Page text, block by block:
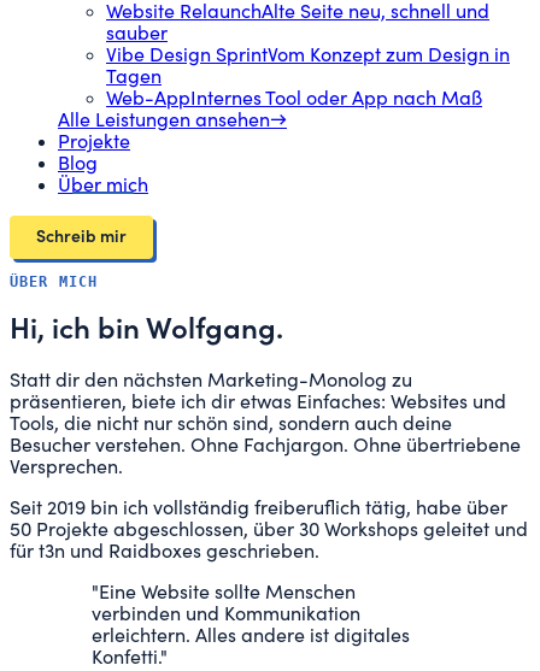
Website RelaunchAlte Seite neu, schnell und
sauber
Vibe Design SprintVom Konzept zum Design in
Tagen
Web-AppInternes Tool oder App nach Maß
Alle Leistungen ansehen→
Projekte
Blog
Über mich
Schreib mir
ÜBER MICH
Hi, ich bin Wolfgang.
Statt dir den nächsten Marketing-Monolog zu
präsentieren, biete ich dir etwas Einfaches: Websites und
Tools, die nicht nur schön sind, sondern auch deine
Besucher verstehen. Ohne Fachjargon. Ohne übertriebene
Versprechen.
Seit 2019 bin ich vollständig freiberuflich tätig, habe über
50 Projekte abgeschlossen, über 30 Workshops geleitet und
für t3n und Raidboxes geschrieben.
"Eine Website sollte Menschen
verbinden und Kommunikation
erleichtern. Alles andere ist digitales
Konfetti."